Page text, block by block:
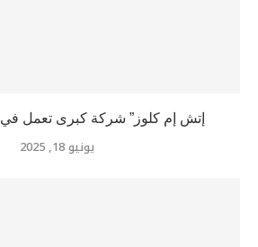
إتش إم كلوز” شركة كبرى تعمل في 27 دولة حول...
يونيو 18, 2025